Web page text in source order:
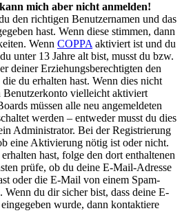
mich aber nicht anmelden!
den richtigen Benutzernamen und das
hast. Wenn diese stimmen, dann
Wenn COPPA aktiviert ist und du
unter 13 Jahre alt bist, musst du bzw.
deiner Erziehungsberechtigten den
du erhalten hast. Wenn dies nicht
Benutzerkonto vielleicht aktiviert
müssen alle neu angemeldeten
werden – entweder musst du dies
Administrator. Bei der Registrierung
eine Aktivierung nötig ist oder nicht.
hast, folge den dort enthaltenen
prüfe, ob du deine E-Mail-Adresse
oder die E-Mail von einem Spam-
du dir sicher bist, dass deine E-
wurde, dann kontaktiere